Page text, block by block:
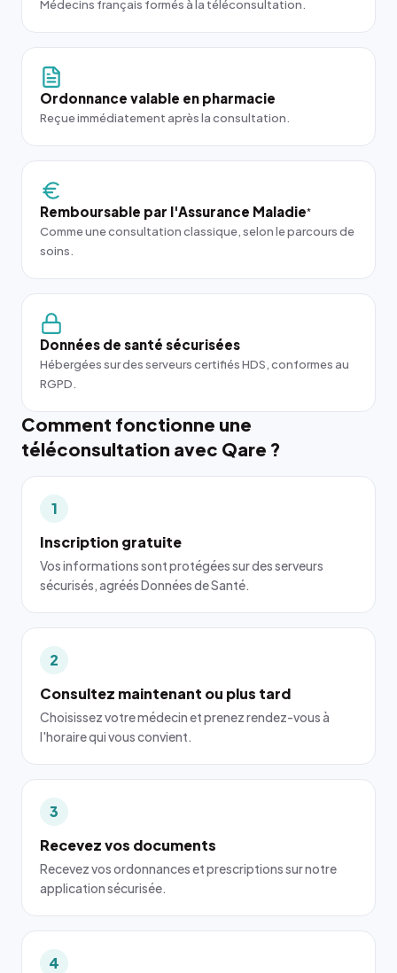
Médecins français formés à la téléconsultation.
Ordonnance valable en pharmacie
Reçue immédiatement après la consultation.
Remboursable par l'Assurance Maladie*
Comme une consultation classique, selon le parcours de
soins.
Données de santé sécurisées
Hébergées sur des serveurs certifiés HDS, conformes au
RGPD.
Comment fonctionne une
téléconsultation avec Qare ?
1
Inscription gratuite
Vos informations sont protégées sur des serveurs
sécurisés, agréés Données de Santé.
2
Consultez maintenant ou plus tard
Choisissez votre médecin et prenez rendez-vous à
l'horaire qui vous convient.
3
Recevez vos documents
Recevez vos ordonnances et prescriptions sur notre
application sécurisée.
4